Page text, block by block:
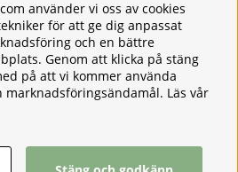
använder vi oss av cookies
för att ge dig anpassat
och en bättre
Genom att klicka på stäng
på att vi kommer använda
marknadsföringsändamål. Läs vår